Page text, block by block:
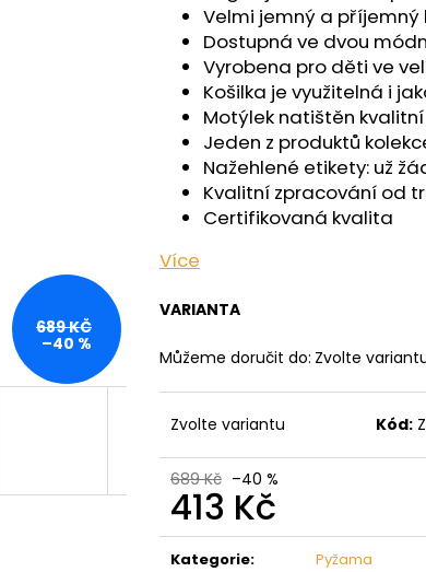
Velmi jemný a
Dostupná ve dvou
Vyrobena pro děti ve
Košilka je využitelná i
Motýlek natištěn
Jeden z produktů
Nažehlené etikety: už
Kvalitní zpracování od
Certifikovaná kvalita
Více
VARIANTA
Můžeme doručit do: Zvolte
Zvolte variantu Kód:
689 Kč –40 %
413 Kč
Měrná
cena:
Kategorie:
Pyžama
689 KČ
–40 %
599 Kč